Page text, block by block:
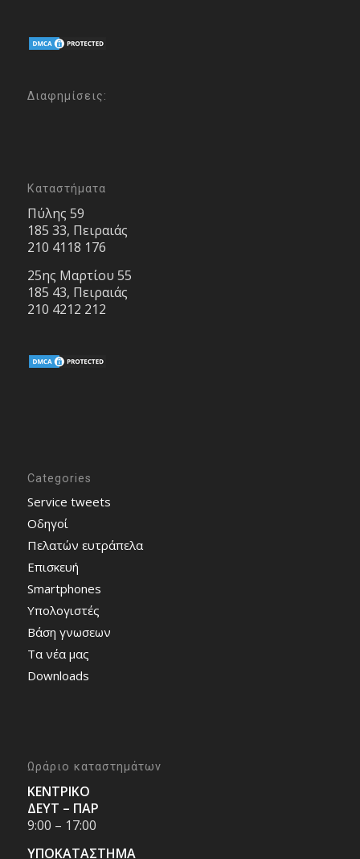
Διαφημίσεις:
Καταστήματα
Πύλης 59
185 33, Πειραιάς
210 4118 176
25ης Μαρτίου 55
185 43, Πειραιάς
210 4212 212
Categories
Service tweets
Οδηγοί
Πελατών ευτράπελα
Επισκευή
Smartphones
Υπολογιστές
Bάση γνωσεων
Τα νέα μας
Downloads
Ωράριο καταστημάτων
ΚΕΝΤΡΙΚΟ
ΔΕΥΤ – ΠΑΡ
9:00 – 17:00
ΥΠΟΚΑΤΑΣΤΗΜΑ